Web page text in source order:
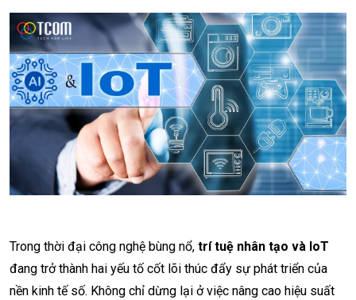
Trong thời đại công nghệ bùng nổ, trí tuệ nhân tạo và IoT
đang trở thành hai yếu tố cốt lõi thúc đẩy sự phát triển của
nền kinh tế số. Không chỉ dừng lại ở việc nâng cao hiệu suất